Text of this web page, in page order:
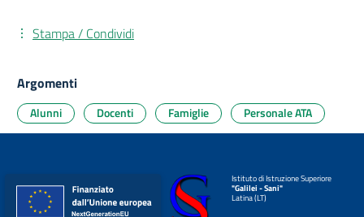
Stampa / Condividi
Argomenti
Alunni Docenti Famiglie Personale ATA
Istituto di Istruzione Superiore
"Galilei - Sani"
Latina (LT)